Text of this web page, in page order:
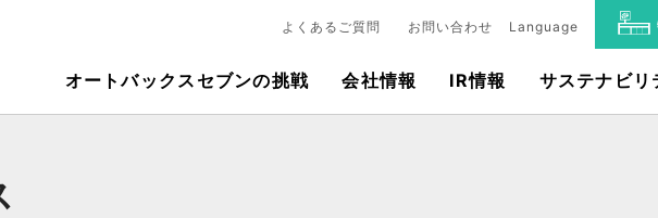
よくあるご質問 お問い合わせ Language
オートバックスセブンの挑戦 会社情報 IR情報 サステナビリ